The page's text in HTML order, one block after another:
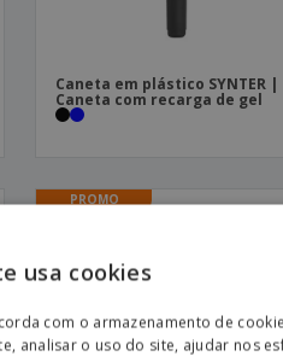
Caneta em plástico SYNTER |
Caneta com recarga de gel
PROMO
usa cookies
com o armazenamento de
analisar o uso do site, ajudar nos